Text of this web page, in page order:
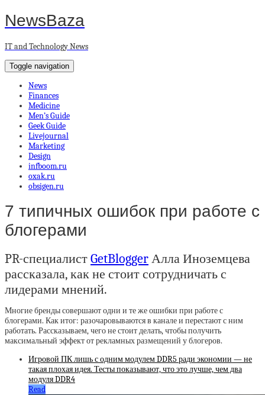
NewsBaza
IT and Technology News
Toggle navigation
News
Finances
Medicine
Men’s Guide
Geek Guide
Livejournal
Marketing
Design
infboom.ru
oxak.ru
obsigen.ru
7 типичных ошибок при работе с
блогерами
PR-специалистGetBloggerАлла Иноземцева
рассказала, как не стоит сотрудничать с
лидерами мнений.
Многие бренды совершают одни и те же ошибки при работе с
блогерами. Как итог: разочаровываются в канале и перестают с ним
работать. Рассказываем, чего не стоит делать, чтобы получить
максимальный эффект от рекламных размещений у блогеров.
Игровой ПК лишь с одним модулем DDR5 ради экономии — не
такая плохая идея. Тесты показывают, что это лучше, чем два
модуля DDR4
Read